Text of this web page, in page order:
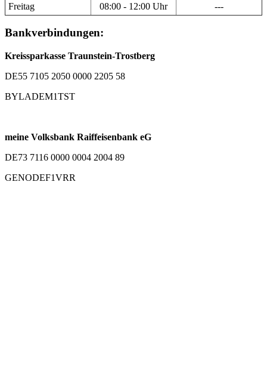
Freitag
08:00 - 12:00 Uhr ---
Bankverbindungen:
Kreissparkasse Traunstein-Trostberg
DE55 7105 2050 0000 2205 58
BYLADEM1TST
meine Volksbank Raiffeisenbank eG
DE73 7116 0000 0004 2004 89
GENODEF1VRR